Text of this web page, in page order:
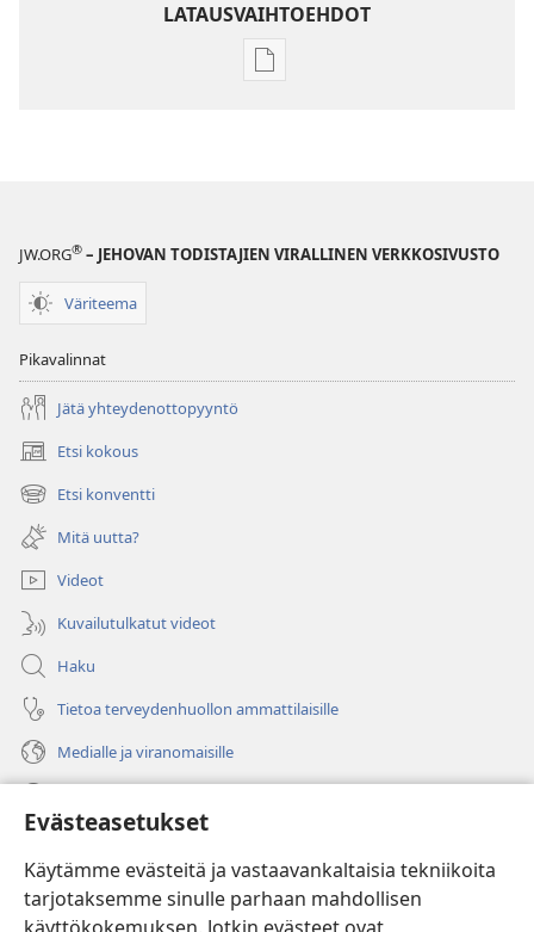
Evästeasetukset
Käytämme evästeitä ja vastaavankaltaisia tekniikoita
tarjotaksemme sinulle parhaan mahdollisen
LATAUSVAIHTOEHDOT
Julkaisujen
JW.ORG® – JEHOVAN TODISTAJIEN VIRALLINEN VERKKOSIVUSTO
Väriteema
Pikavalinnat
Jätä yhteydenottopyyntö
Etsi kokous
(avaa
uuden
ikkunan)
Etsi konventti
(avaa
uuden
ikkunan)
Mitä uutta?
Videot
Kuvailutulkatut videot
Haku
Tietoa terveydenhuollon ammattilaisille
Medialle ja viranomaisille
(avaa
uuden
ikkunan)Vartiotornin VERKKOKIRJASTO